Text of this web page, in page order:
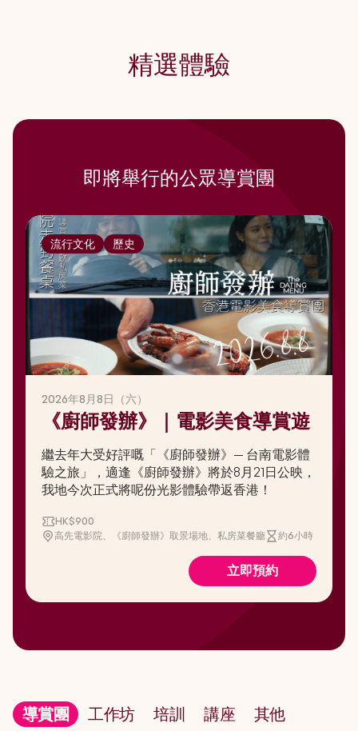
精選體驗
即將舉行的公眾導賞團
流行文化 歷史
2026年8月8日（六）
《廚師發辦》｜電影美食導賞遊
繼去年大受好評嘅「《廚師發辦》— 台南電影體
驗之旅」，適逢《廚師發辦》將於8月21日公映，
我地今次正式將呢份光影體驗帶返香港！
HK$900
高先電影院、《廚師發辦》取景場地、私房菜餐廳
約6小時
立即預約
導賞團 工作坊 培訓 講座 其他